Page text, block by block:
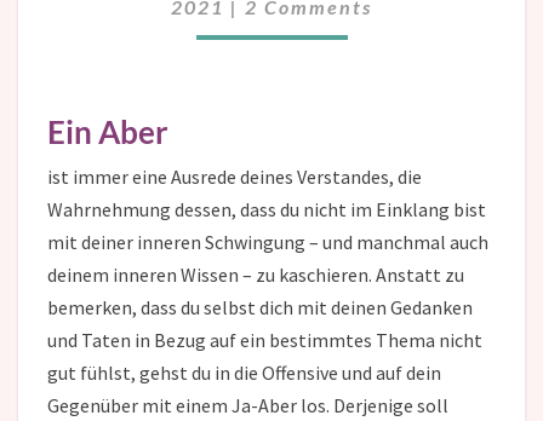
2021 | 2 Comments
Ein Aber
ist immer eine Ausrede deines Verstandes, die
Wahrnehmung dessen, dass du nicht im Einklang bist
mit deiner inneren Schwingung – und manchmal auch
deinem inneren Wissen – zu kaschieren. Anstatt zu
bemerken, dass du selbst dich mit deinen Gedanken
und Taten in Bezug auf ein bestimmtes Thema nicht
gut fühlst, gehst du in die Offensive und auf dein
Gegenüber mit einem Ja-Aber los. Derjenige soll